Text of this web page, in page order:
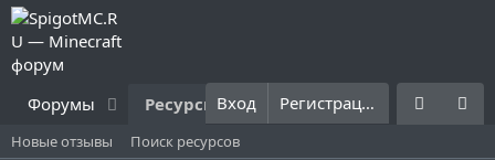
Форумы Ресурсы Что нового? Правила
Вход Регистрация
Новые отзывы Поиск ресурсов